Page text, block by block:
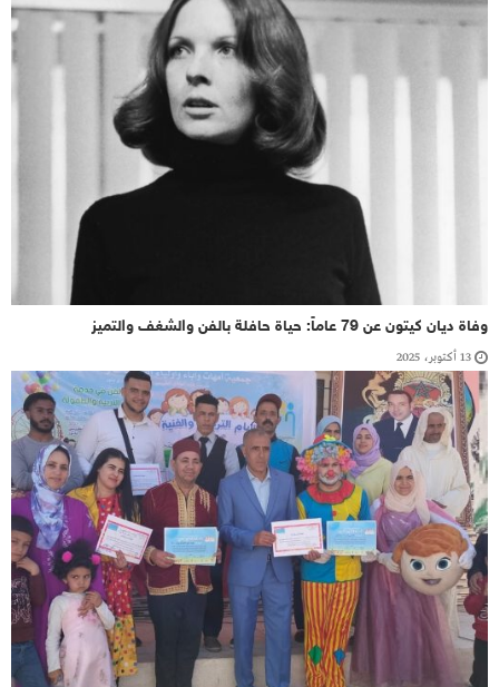
وفاة ديان كيتون عن 79 عاماً: حياة حافلة بالفن والشغف والتميز
13 أكتوبر، 2025